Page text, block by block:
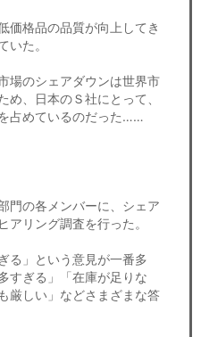
価格品の品質が向上してき
いた。
場のシェアダウンは世界市
、日本のＳ社にとって、
占めているのだった……
門の各メンバーに、シェア
アリング調査を行った。
る」という意見が一番多
すぎる」「在庫が足りな
厳しい」などさまざまな答